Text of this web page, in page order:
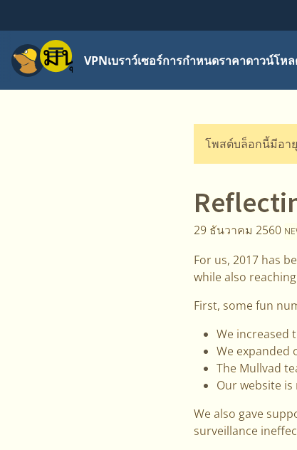
เมนู VPNเบราว์เซอร์การกำหนดราคาดาวน์โห
โพสต์บล็อกนี้มีอา
29 ธันวาคม 2560
For us, 2017 has
while also
First, some fun
We increased
We expanded
The Mullvad
Our website is
We also gave
surveillance